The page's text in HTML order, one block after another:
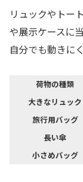
リュックやトー
や展示ケースに
自分でも動きに
荷物の種類
大きなリュック
旅行用バッグ
長い傘
小さめバッグ